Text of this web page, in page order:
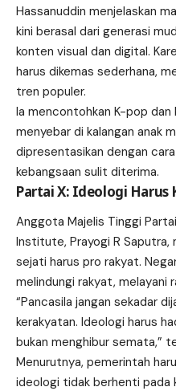
Hassanuddin menjelaskan
kini berasal dari generasi
konten visual dan digital.
harus dikemas sederhana,
tren populer.
Ia mencontohkan K-pop
menyebar di kalangan anak
dipresentasikan dengan
kebangsaan sulit diterima.
Partai X: Ideologi Harus
Anggota Majelis Tinggi
Institute, Prayogi R Saputra,
sejati harus pro rakyat.
melindungi rakyat, melayani
“Pancasila jangan sekadar
kerakyatan. Ideologi harus
bukan menghibur semata,”
Menurutnya, pemerintah
ideologi tidak berhenti pada